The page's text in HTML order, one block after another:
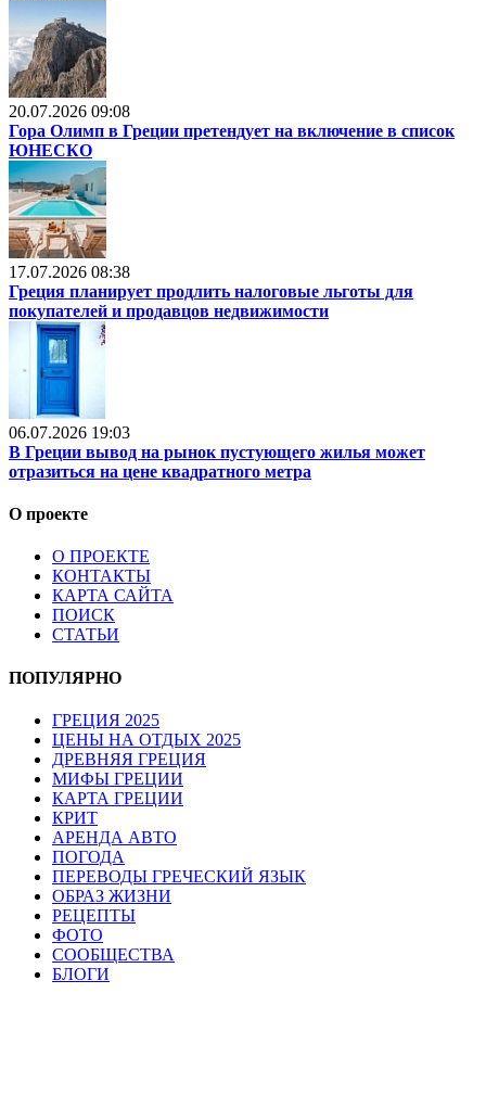
20.07.2026 09:08
Гора Олимп в Греции претендует на включение в список
ЮНЕСКО
17.07.2026 08:38
Греция планирует продлить налоговые льготы для
покупателей и продавцов недвижимости
06.07.2026 19:03
В Греции вывод на рынок пустующего жилья может
отразиться на цене квадратного метра
О проекте
О ПРОЕКТЕ
КОНТАКТЫ
КАРТА САЙТА
ПОИСК
СТАТЬИ
ПОПУЛЯРНО
ГРЕЦИЯ 2025
ЦЕНЫ НА ОТДЫХ 2025
ДРЕВНЯЯ ГРЕЦИЯ
МИФЫ ГРЕЦИИ
КАРТА ГРЕЦИИ
КРИТ
АРЕНДА АВТО
ПОГОДА
ПЕРЕВОДЫ ГРЕЧЕСКИЙ ЯЗЫК
ОБРАЗ ЖИЗНИ
РЕЦЕПТЫ
ФОТО
СООБЩЕСТВА
БЛОГИ